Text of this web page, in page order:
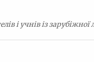
і учнів із